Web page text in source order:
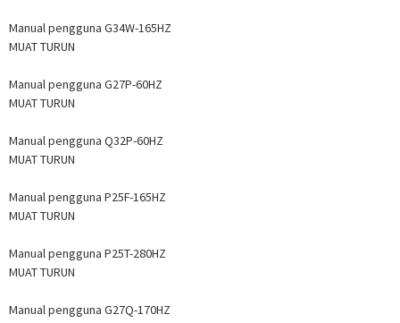
Manual pengguna G34W-165HZ
MUAT TURUN
Manual pengguna G27P-60HZ
MUAT TURUN
Manual pengguna Q32P-60HZ
MUAT TURUN
Manual pengguna P25F-165HZ
MUAT TURUN
Manual pengguna P25T-280HZ
MUAT TURUN
Manual pengguna G27Q-170HZ